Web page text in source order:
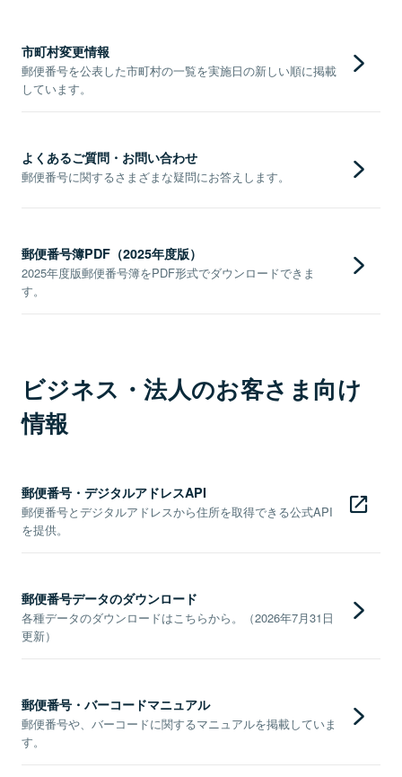
市町村変更情報
郵便番号を公表した市町村の一覧を実施日の新しい順に掲載
しています。
よくあるご質問・お問い合わせ
郵便番号に関するさまざまな疑問にお答えします。
郵便番号簿PDF（2025年度版）
2025年度版郵便番号簿をPDF形式でダウンロードできま
す。
ビジネス・法人のお客さま向け
情報
郵便番号・デジタルアドレスAPI
郵便番号とデジタルアドレスから住所を取得できる公式API
を提供。
郵便番号データのダウンロード
各種データのダウンロードはこちらから。（2026年7月31日
更新）
郵便番号・バーコードマニュアル
郵便番号や、バーコードに関するマニュアルを掲載していま
す。